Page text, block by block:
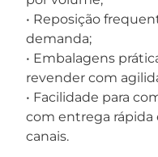
• Reposição
demanda;
• Embalagens
revender com
• Facilidade para
com entrega
canais.